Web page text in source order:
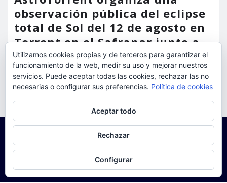
observación pública del eclipse
total de Sol del 12 de agosto en
Torrent en el Safranar junto a
las vías del AVE
torrent al dia Ago 5, 2026
Utilizamos cookies propias y de terceros para garantizar el
funcionamiento de la web, medir su uso y mejorar nuestros
servicios. Puede aceptar todas las cookies, rechazar las no
necesarias o configurar sus preferencias. Política de cookies
Aceptar todo
Rechazar
Configurar
Para obtener más información, incluido cómo gestionar las cookies,